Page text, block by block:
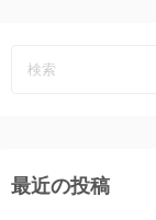
最近の投稿